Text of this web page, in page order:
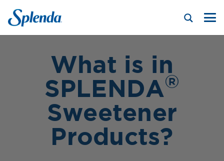
What is in
SPLENDA®
Sweetener
Products?